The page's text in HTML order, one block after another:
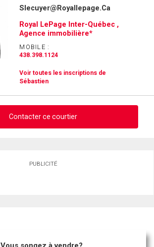
Slecuyer@Royallepage.Ca
Royal LePage Inter-Québec ,
Agence immobilière*
MOBILE :
438.398.1124
Voir toutes les inscriptions de
Sébastien
Contacter ce courtier
PUBLICITÉ